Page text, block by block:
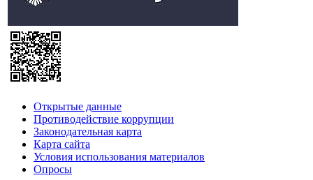
Открытые данные
Противодействие коррупции
Законодательная карта
Карта сайта
Условия использования материалов
Опросы